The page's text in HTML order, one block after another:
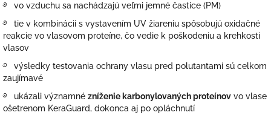
࿔ vo vzduchu sa nachádzajú veľmi jemné častice (PM)
࿔ tie v kombinácii s vystavením UV žiareniu spôsobujú oxidačné
reakcie vo vlasovom proteíne, čo vedie k poškodeniu a krehkosti
vlasov
࿔ výsledky testovania ochrany vlasu pred polutantami sú celkom
zaujímavé
࿔ ukázali významné zníženie karbonylovanýchproteínov vo vlase
ošetrenom KeraGuard, dokonca aj po opláchnutí